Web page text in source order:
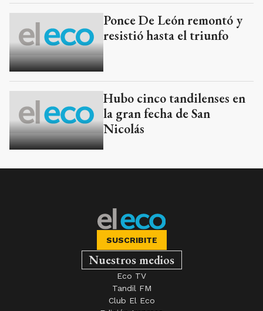
Ponce De León remontó y
resistió hasta el triunfo
Hubo cinco tandilenses en
la gran fecha de San
Nicolás
SUSCRIBITE
Nuestros medios
Eco TV
Tandil FM
Club El Eco